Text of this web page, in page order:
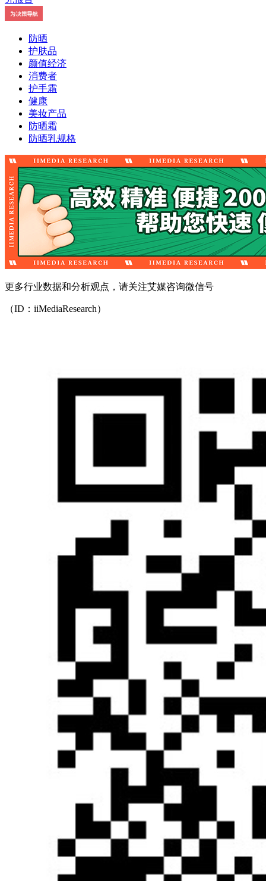
防晒
护肤品
颜值经济
消费者
护手霜
健康
美妆产品
防晒霜
防晒乳规格
更多行业数据和分析观点，请关注艾媒咨询微信号
（ID：iiMediaResearch）